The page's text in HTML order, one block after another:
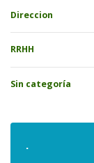
Direccion
RRHH
Sin categoría
.